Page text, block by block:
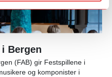
Bergen
(FAB) gir Festspillene i
og komponister i